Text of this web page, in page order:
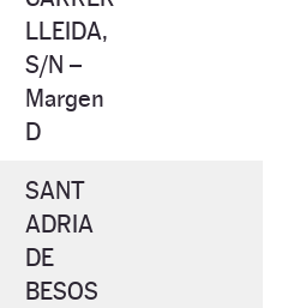
LLEIDA,
S/N –
Margen
D
SANT
ADRIA
DE
BESOS